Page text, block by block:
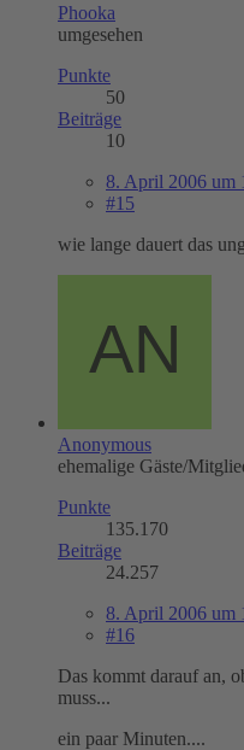
Phooka
umgesehen
Punkte
50
Beiträge
10
8. April 2006 um
#15
wie lange dauert das
Anonymous
ehemalige Gäste/
Punkte
135.170
Beiträge
24.257
8. April 2006 um
#16
Das kommt darauf an,
muss...
ein paar Minuten....